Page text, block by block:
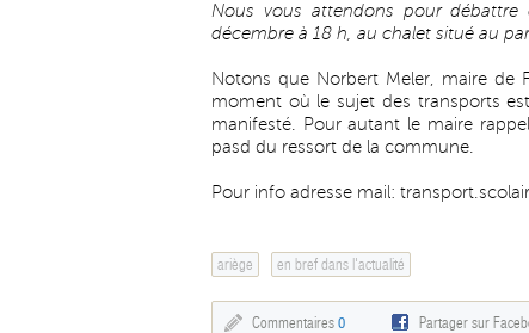
Nous vous attendons pour
décembre à 18 h, au chalet situé au
Notons que Norbert Meler, maire de
moment où le sujet des transports
manifesté. Pour autant le maire
pasd du ressort de la commune.
Pour info adresse mail:
ariège en bref dans l'actualité
Commentaires 0 Partager sur